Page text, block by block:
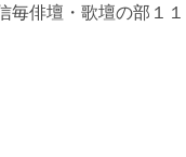
毎俳壇・歌壇の部１１